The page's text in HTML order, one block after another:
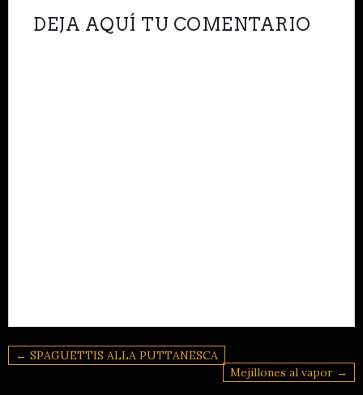
DEJA AQUÍ TU COMENTARIO
Navegación
← SPAGUETTIS ALLA PUTTANESCA
Mejillones al vapor →